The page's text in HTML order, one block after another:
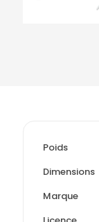
Poids
Dimensions
Marque